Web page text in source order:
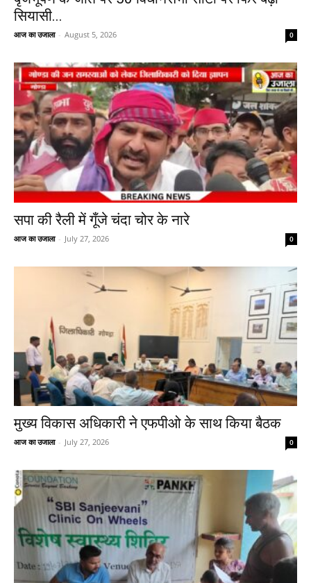
सियासी...
आज का उजाला - August 5, 2026 0
सपा की रैली में गूँजे चंदा चोर के नारे
आज का उजाला - July 27, 2026 0
मुख्य विकास अधिकारी ने एफपीओ के साथ किया बैठक
आज का उजाला - July 27, 2026 0